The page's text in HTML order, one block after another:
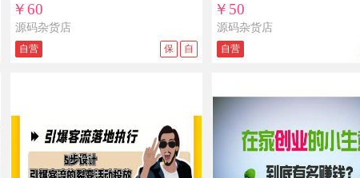
￥60
源码杂货店
自营 自
保
￥50
源码杂货店
自营